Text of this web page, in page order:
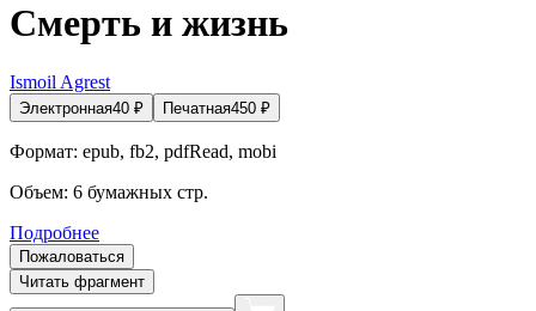
Смерть и жизнь
Ismoil Agrest
Электронная40 ₽ Печатная450 ₽
Формат: epub, fb2, pdfRead, mobi
Объем: 6 бумажных стр.
Подробнее
Пожаловаться
Читать фрагмент